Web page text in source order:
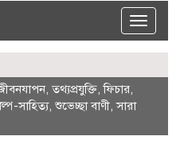
Toggle
,তথ্যপ্রযুক্তি,ফিচার,
সাহিত্য, শুভেচ্ছা বাণী,সারা